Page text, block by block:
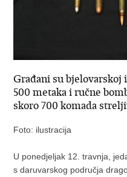
Građani su
500 metaka i ručne
skoro 700 komada
Foto: ilustracija
U ponedjeljak 12. travnja,
s daruvarskog područja